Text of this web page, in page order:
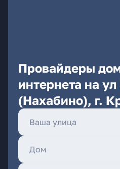
Провайдеры
интернета на
(Нахабино), г.